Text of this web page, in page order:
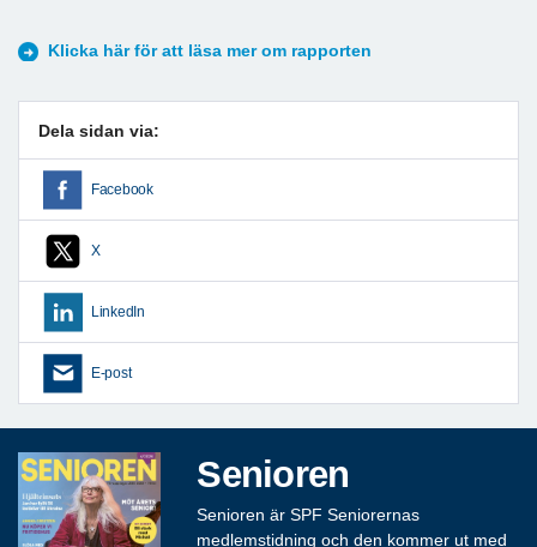
Klicka här för att läsa mer om rapporten
Dela sidan via:
Facebook
X
LinkedIn
E-post
Senioren
Senioren är SPF Seniorernas
medlemstidning och den kommer ut med